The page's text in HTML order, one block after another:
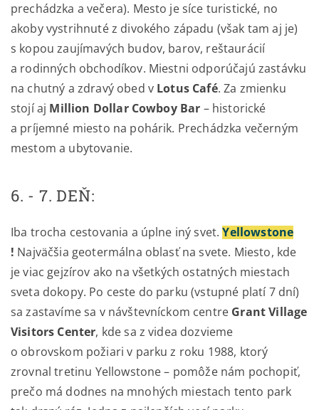
prechádzka a večera). Mesto je síce turistické, no
akoby vystrihnuté z divokého západu (však tam aj je)
s kopou zaujímavých budov, barov, reštaurácií
a rodinných obchodíkov. Miestni odporúčajú zastávku
na chutný a zdravý obed v Lotus Café. Za zmienku
stojí aj Million Dollar Cowboy Bar – historické
a príjemné miesto na pohárik. Prechádzka večerným
mestom a ubytovanie.
6. - 7. DEŇ:
Iba trocha cestovania a úplne iný svet.Yellowstone
! Najväčšia geotermálna oblasť na svete. Miesto, kde
je viac gejzírov ako na všetkých ostatných miestach
sveta dokopy. Po ceste do parku (vstupné platí 7 dní)
sa zastavíme sa v návštevníckom centre Grant Village
Visitors Center, kde sa z videa dozvieme
o obrovskom požiari v parku z roku 1988, ktorý
zrovnal tretinu Yellowstone – pomôže nám pochopiť,
prečo má dodnes na mnohých miestach tento park